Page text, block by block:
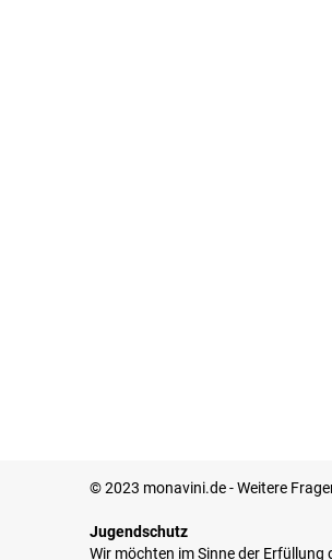
© 2023 monavini.de - Weitere
Jugendschutz
Wir möchten im Sinne der